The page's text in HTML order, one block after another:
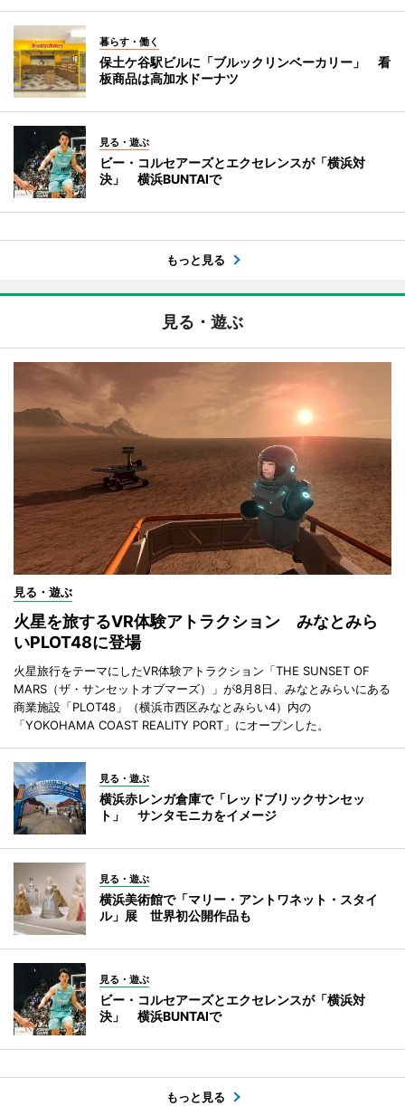
暮らす・働く
保土ケ谷駅ビルに「ブルックリンベーカリー」 看
板商品は高加水ドーナツ
見る・遊ぶ
ビー・コルセアーズとエクセレンスが「横浜対
決」 横浜BUNTAIで
もっと見る
見る・遊ぶ
見る・遊ぶ
火星を旅するVR体験アトラクション みなとみら
いPLOT48に登場
火星旅行をテーマにしたVR体験アトラクション「THE SUNSET OF
MARS（ザ・サンセットオブマーズ）」が8月8日、みなとみらいにある
商業施設「PLOT48」（横浜市西区みなとみらい4）内の
「YOKOHAMA COAST REALITY PORT」にオープンした。
見る・遊ぶ
横浜赤レンガ倉庫で「レッドブリックサンセッ
ト」 サンタモニカをイメージ
見る・遊ぶ
横浜美術館で「マリー・アントワネット・スタイ
ル」展 世界初公開作品も
見る・遊ぶ
ビー・コルセアーズとエクセレンスが「横浜対
決」 横浜BUNTAIで
もっと見る